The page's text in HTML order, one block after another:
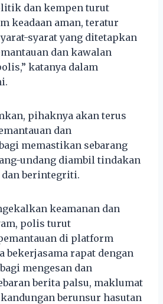
dan kempen turut
keadaan aman, teratur
syarat yang ditetapkan
dan kawalan
katanya dalam
pihaknya akan terus
dan
memastikan sebarang
undang diambil tindakan
dan berintegriti.
keamanan dan
polis turut
di platform
bekerjasama rapat dengan
mengesan dan
berita palsu, maklumat
berunsur hasutan